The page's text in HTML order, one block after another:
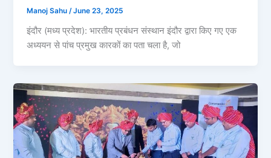
Manoj Sahu/June 23, 2025
इंदौर (मध्य प्रदेश): भारतीय प्रबंधन संस्थान इंदौर द्वारा किए गए एक
अध्ययन से पांच प्रमुख कारकों का पता चला है, जो